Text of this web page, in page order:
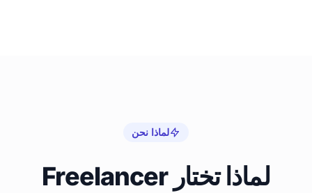
لماذا نحن
لماذا تختار Freelancer